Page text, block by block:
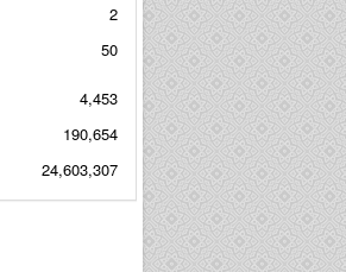
2
50
4,453
190,654
24,603,307